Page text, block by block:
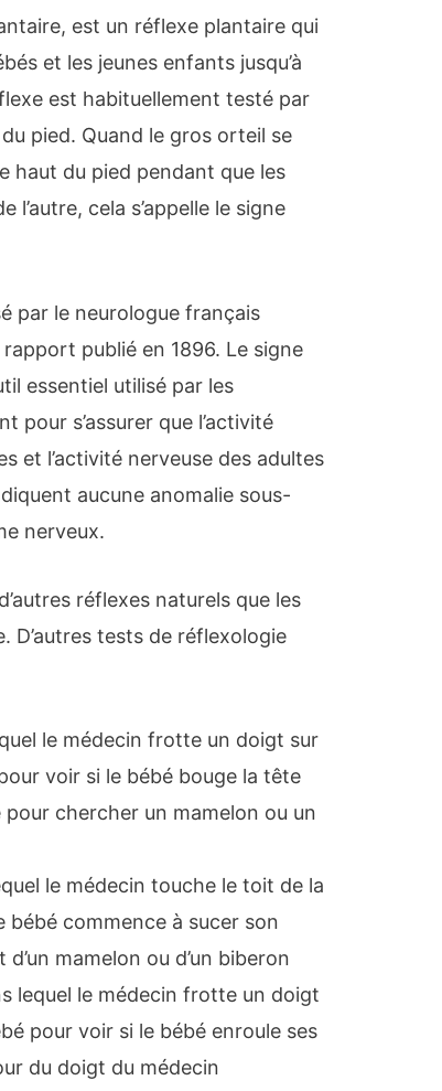
est un réflexe plantaire qui
et les jeunes enfants jusqu’à
est habituellement testé par
pied. Quand le gros orteil se
haut du pied pendant que les
l’autre, cela s’appelle le signe
par le neurologue français
publié en 1896. Le signe
essentiel utilisé par les
pour s’assurer que l’activité
et l’activité nerveuse des adultes
aucune anomalie sous-
nerveux.
réflexes naturels que les
D’autres tests de réflexologie
le médecin frotte un doigt sur
voir si le bébé bouge la tête
chercher un mamelon ou un
le médecin touche le toit de la
bébé commence à sucer son
mamelon ou d’un biberon
lequel le médecin frotte un doigt
pour voir si le bébé enroule ses
du doigt du médecin